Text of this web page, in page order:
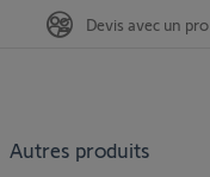
Autres produits
Devis avec un pro